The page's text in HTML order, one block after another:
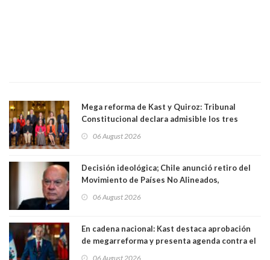
Mega reforma de Kast y Quiroz: Tribunal
Constitucional declara admisible los tres
06 August 2026
Decisión ideológica; Chile anunció retiro del
Movimiento de Países No Alineados,
1971. Excanciller Insulza lamentó decisión
06 August 2026
En cadena nacional: Kast destaca aprobación
de megarreforma y presenta agenda contra el
06 August 2026